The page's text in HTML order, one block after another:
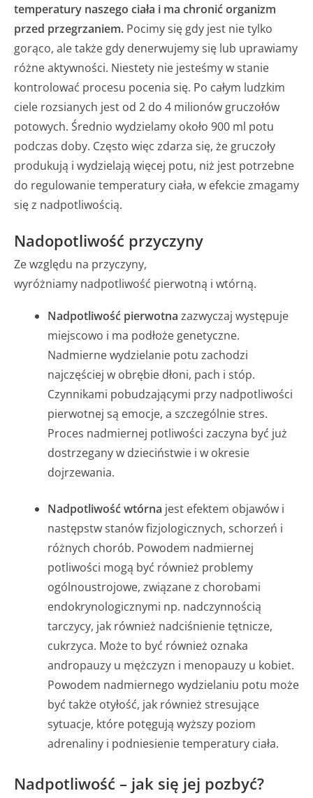
temperatury naszego ciała i ma chronić organizm
przed przegrzaniem. Pocimy się gdy jest nie tylko
gorąco, ale także gdy denerwujemy się lub uprawiamy
różne aktywności. Niestety nie jesteśmy w stanie
kontrolować procesu pocenia się. Po całym ludzkim
ciele rozsianych jest od 2 do 4 milionów gruczołów
potowych. Średnio wydzielamy około 900 ml potu
podczas doby. Często więc zdarza się, że gruczoły
produkują i wydzielają więcej potu, niż jest potrzebne
do regulowanie temperatury ciała, w efekcie zmagamy
się z nadpotliwością.
Nadopotliwość przyczyny
Ze względu na przyczyny,
wyróżniamy nadpotliwość pierwotną i wtórną.
Nadpotliwość pierwotna zazwyczaj występuje
miejscowo i ma podłoże genetyczne.
Nadmierne wydzielanie potu zachodzi
najczęściej w obrębie dłoni, pach i stóp.
Czynnikami pobudzającymi przy nadpotliwości
pierwotnej są emocje, a szczególnie stres.
Proces nadmiernej potliwości zaczyna być już
dostrzegany w dzieciństwie i w okresie
dojrzewania.
Nadpotliwość wtórna jest efektem objawów i
następstw stanów fizjologicznych, schorzeń i
różnych chorób. Powodem nadmiernej
potliwości mogą być również problemy
ogólnoustrojowe, związane z chorobami
endokrynologicznymi np. nadczynnością
tarczycy, jak również nadciśnienie tętnicze,
cukrzyca. Może to być również oznaka
andropauzy u mężczyzn i menopauzy u kobiet.
Powodem nadmiernego wydzielaniu potu może
być także otyłość, jak również stresujące
sytuacje, które potęgują wyższy poziom
adrenaliny i podniesienie temperatury ciała.
Nadpotliwość – jak się jej pozbyć?